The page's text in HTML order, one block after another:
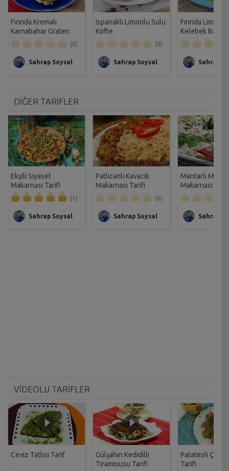
Fırında Kremalı
Karnabahar Graten
Tarifi
(0)
Sahrap Soysal
Ispanaklı Limonlu Sulu
Köfte
(0)
Sahrap Soysal
Fırında Limonlu
Kelebek Balık
Sahrap
DİĞER TARİFLER
Ekşili Siyaset
Makarnası Tarifi
(1)
Sahrap Soysal
Patlıcanlı Kavacık
Makarnası Tarifi
(0)
Sahrap Soysal
Mantarlı Mali
Makarnası
Sahrap
VİDEOLU TARİFLER
Ceviz Tatlısı Tarif
Gülşahın Kedidilli
Tiramisusu Tarifi
Patatesli Çıtır
Tarifi